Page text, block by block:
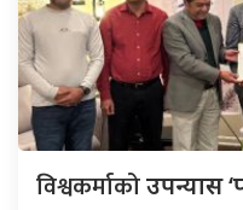
विश्वकर्माकोउपन्यास